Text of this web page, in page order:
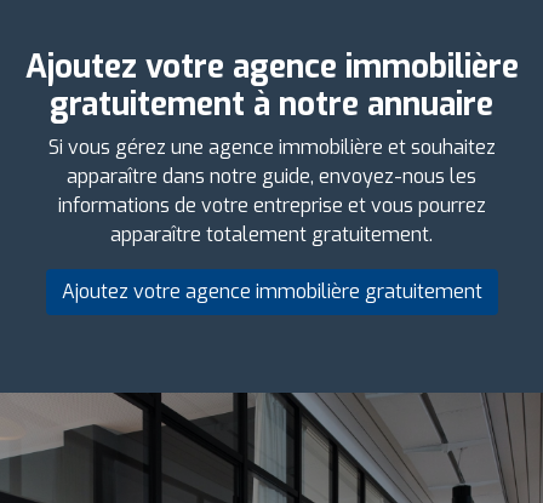
Ajoutez votre agence immobilière
gratuitement à notre annuaire
Si vous gérez une agence immobilière et souhaitez
apparaître dans notre guide, envoyez-nous les
informations de votre entreprise et vous pourrez
apparaître totalement gratuitement.
Ajoutez votre agence immobilière gratuitement